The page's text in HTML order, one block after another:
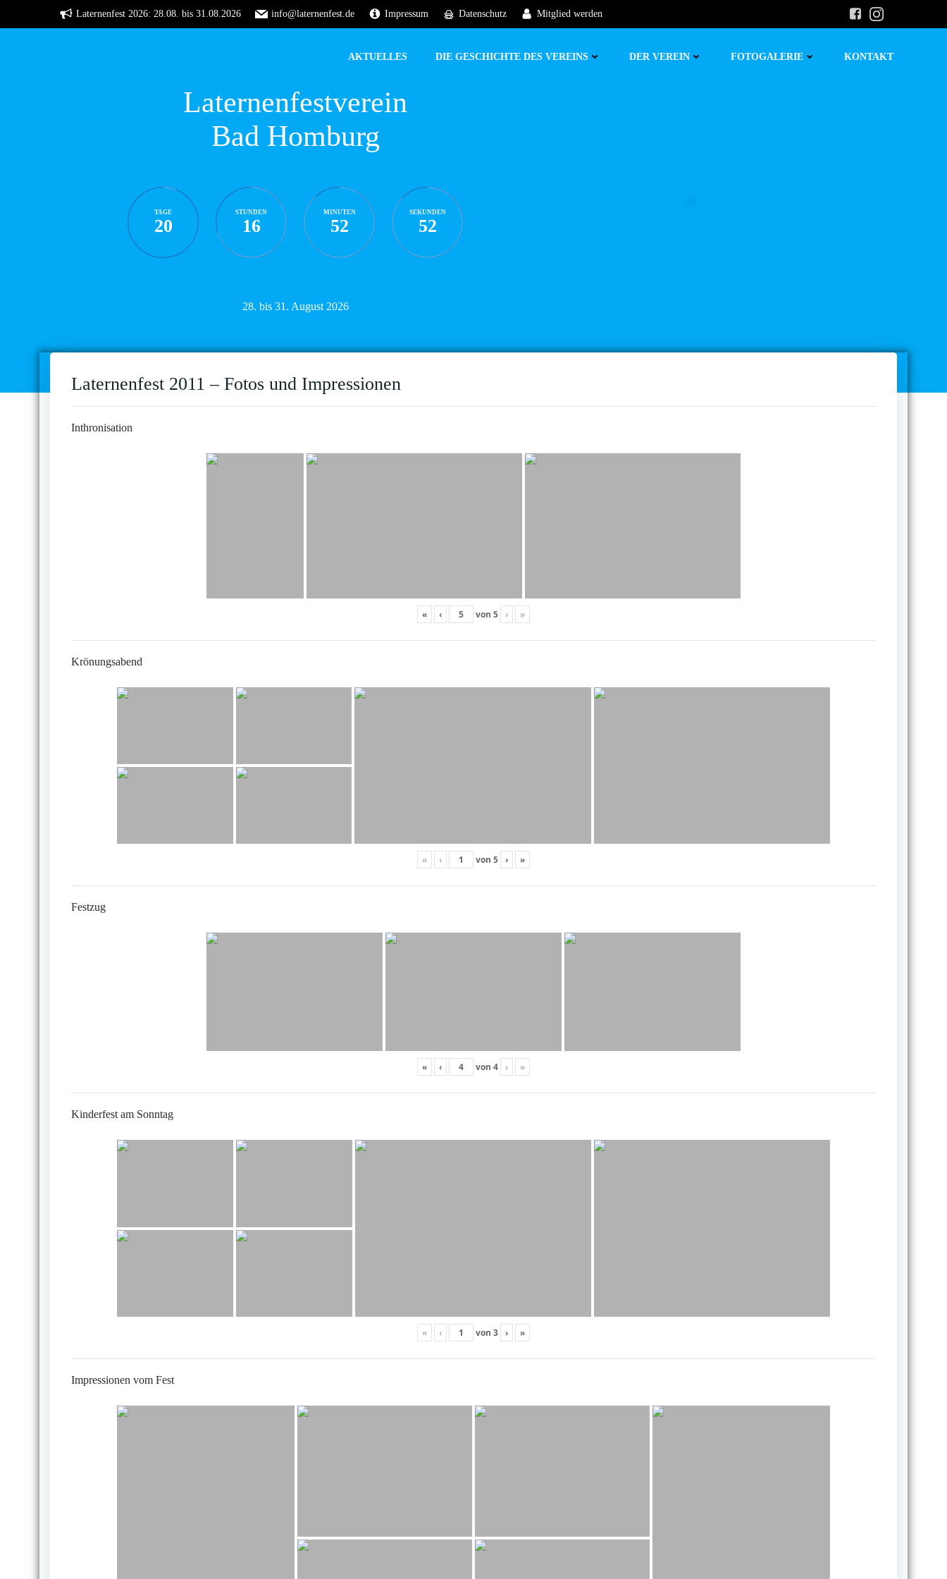
Laternenfest 2026: 28.08. bis 31.08.2026 info@laternenfest.de Impressum Datenschutz Mitglied werden
AKTUELLES DIE GESCHICHTE DES VEREINS DER VEREIN FOTOGALERIE KONTAKT
Laternenfestverein
Bad Homburg
TAGE
20
STUNDEN
16
MINUTEN
52
SEKUNDEN
51
28. bis 31. August 2026
Laternenfest 2011 – Fotos und Impressionen
Inthronisation
« ‹ von 5 › »
Krönungsabend
« ‹ von 5 › »
Festzug
« ‹ von 4 › »
Kinderfest am Sonntag
« ‹ von 3 › »
Impressionen vom Fest